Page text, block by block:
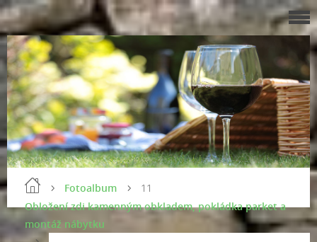
Fotoalbum
Obložení zdi kamenným obkladem, pokládka parket a
montáž nábytku
11